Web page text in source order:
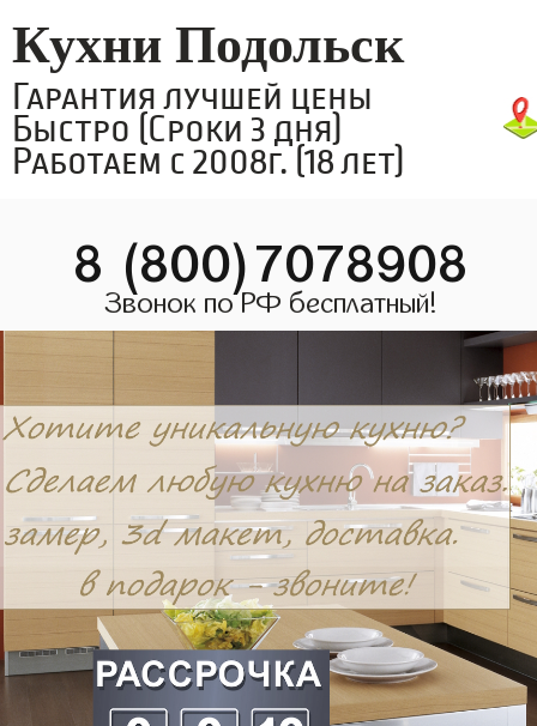
Кухни Подольск
Гарантия лучшей цены
Быстро (Сроки 3 дня)
Работаем с 2008г. (18 лет)
8 (800)7078908
Звонок по РФ бесплатный!